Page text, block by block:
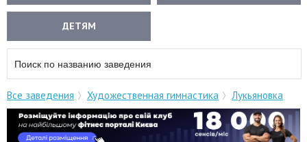
ДЕТЯМ
Все заведения Художественная гимнастика Лукьяновка